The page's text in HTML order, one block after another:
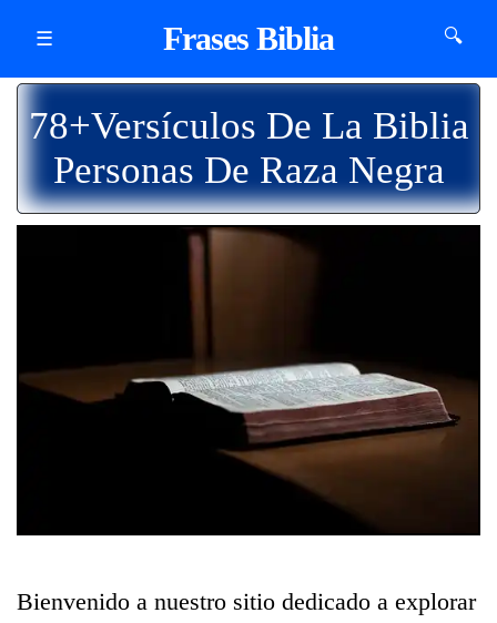
☰ Frases Biblia 🔍
78+Versículos De La Biblia
Personas De Raza Negra
Bienvenido a nuestro sitio dedicado a explorar